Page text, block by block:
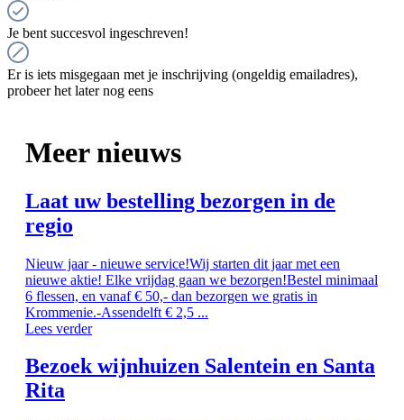
Je bent succesvol ingeschreven!
Er is iets misgegaan met je inschrijving (ongeldig emailadres),
probeer het later nog eens
Meer nieuws
Laat uw bestelling bezorgen in de
regio
Nieuw jaar - nieuwe service!Wij starten dit jaar met een
nieuwe aktie! Elke vrijdag gaan we bezorgen!Bestel minimaal
6 flessen, en vanaf € 50,- dan bezorgen we gratis in
Krommenie.-Assendelft € 2,5 ...
Lees verder
Bezoek wijnhuizen Salentein en Santa
Rita